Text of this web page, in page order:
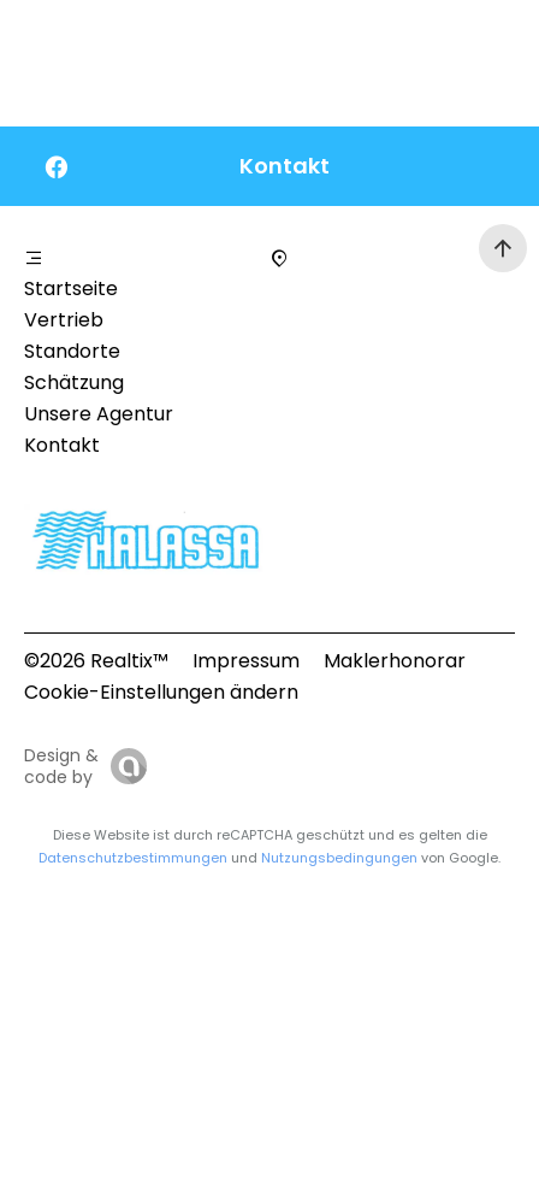
Kontakt
Startseite
Vertrieb
Standorte
Schätzung
Unsere Agentur
Kontakt
©2026 Realtix™ Impressum
Maklerhonorar
Cookie-Einstellungen ändern
Design &
code by
Diese Website ist durch reCAPTCHA geschützt und es gelten die
Datenschutzbestimmungen und Nutzungsbedingungen von Google.